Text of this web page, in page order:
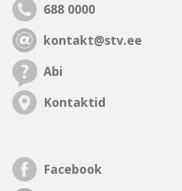
688 0000
kontakt@stv.ee
Abi
Kontaktid
Facebook